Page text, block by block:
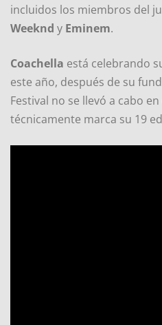
incluidos los miembros del
Weeknd y Eminem.
Coachella está celebrando
este año, después de su
Festival no se llevó a cabo
técnicamente marca su 19